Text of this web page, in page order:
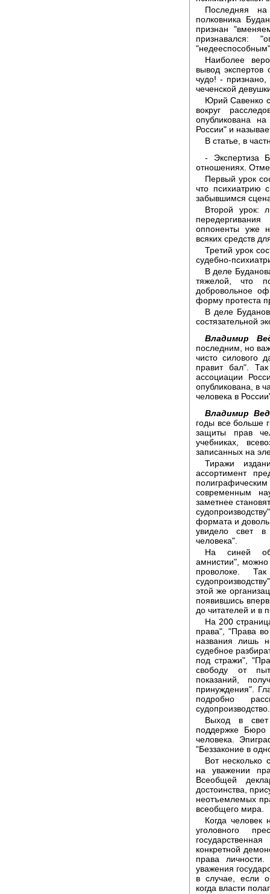
Последняя
полковника
признан
признавался:
Наиболее
вывод
чудо! - признано,
чеченской
Юрий Савенко
вокруг
опубликована
России" и
В статье, в
- Экспертиза
отношениях.
Первый урок
что психиатрию
забывшимся
Второй урок:
оппоненты уже
всяких средств
Третий урок
судебно-
В деле
тяжелой, что
добровольное
форму протеста
В деле
состязательной
Владимир
последним, но
чисто силового
правит бал".
ассоциации
опубликована, в
человека в
Владимир
годы все больше
защиты прав
учебниках,
записанных на
Тиражи
ассортимент
современным
заметнее
формата и
увидело свет в
человека".
На синей
амнистии", можно
проволоке.
этой же
появившись
до читателей и в
На 200
права", "Права
названия лишь
судебное
под стражи",
свободу от
показаний,
принуждения".
подробно
судопроизводство.
Выход в свет
поддержке Бюро
человека.
"Беззаконие в
Вот несколько
на уважении
Всеобщей
достоинства,
неотъемлемых
всеобщего мира.
Когда
уголовного
конкретной
права
уважения
в случае, если
когда власти